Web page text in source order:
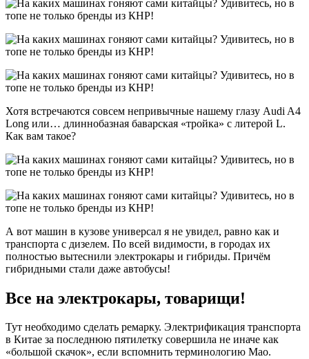
Хотя встречаются совсем непривычные нашему глазу Audi A4
Long или… длиннобазная баварская «тройка» с литерой L.
Как вам такое?
А вот машин в кузове универсал я не увидел, равно как и
транспорта с дизелем. По всей видимости, в городах их
полностью вытеснили электрокары и гибриды. Причём
гибридными стали даже автобусы!
Все на электрокары, товарищи!
Тут необходимо сделать ремарку. Электрификация транспорта
в Китае за последнюю пятилетку совершила не иначе как
«большой скачок», если вспомнить терминологию Мао.